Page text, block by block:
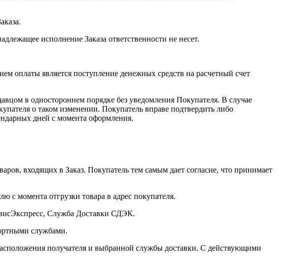
исполнение Заказа ответственности не несет.
оплаты является поступление денежных средств на расчетный счет
в одностороннем порядке без уведомления Покупателя. В случае
о таком изменении. Покупатель вправе подтвердить либо
дней с момента оформления.
входящих в Заказ. Покупатель тем самым дает согласие, что принимает
с момента отгрузки товара в адрес покупателя.
Служба Доставки СДЭК.
службами.
получателя и выбранной службы доставки. С действующими